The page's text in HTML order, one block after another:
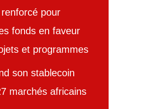
pour
fonds en faveur
et programmes
son stablecoin
marchés africains